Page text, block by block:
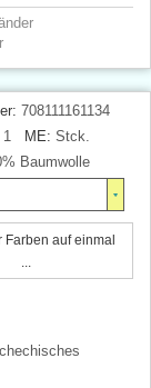
708111161134
1 ME: Stck.
Baumwolle
Farben auf einmal